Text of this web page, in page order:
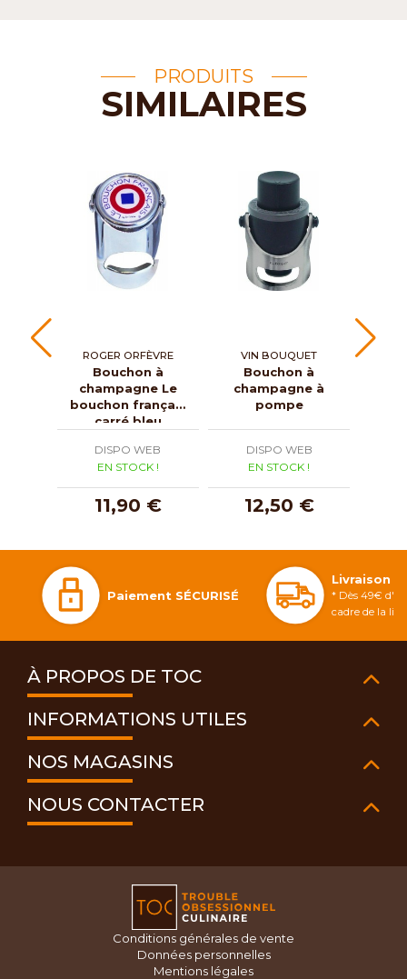
PRODUITS
SIMILAIRES
ROGER ORFÈVRE
Bouchon à
champagne Le
bouchon français
carré bleu
DISPO WEB
EN STOCK !
11,90 €
VIN BOUQUET
Bouchon à
champagne à
pompe
DISPO WEB
EN STOCK !
12,50 €
Paiement SÉCURISÉ
Livraison
* Dès 49€
cadre de la
À PROPOS DE TOC
INFORMATIONS UTILES
NOS MAGASINS
NOUS CONTACTER
Conditions générales de vente
Données personnelles
Mentions légales